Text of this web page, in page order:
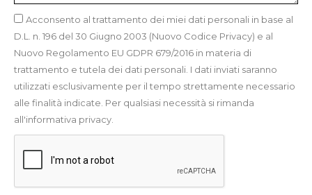
Acconsento al trattamento dei miei dati personali in base al
D.L. n. 196 del 30 Giugno 2003 (Nuovo Codice Privacy) e al
Nuovo Regolamento EU GDPR 679/2016 in materia di
trattamento e tutela dei dati personali. I dati inviati saranno
utilizzati esclusivamente per il tempo strettamente necessario
alle finalità indicate. Per qualsiasi necessità si rimanda
all'informativa privacy.